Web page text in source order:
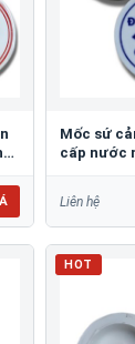
Mốc sứ
cấp nước
Liên hệ
HOT